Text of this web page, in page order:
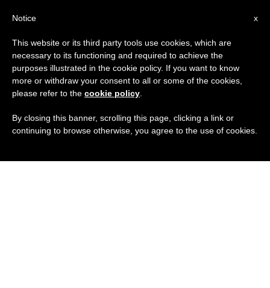
x
Notice
This website or its third party tools use cookies, which are
necessary to its functioning and required to achieve the
purposes illustrated in the cookie policy. If you want to know
more or withdraw your consent to all or some of the cookies,
please refer to the cookie policy
By closing this banner, scrolling this page, clicking a link or
continuing to browse otherwise, you agree to the use of cookies.